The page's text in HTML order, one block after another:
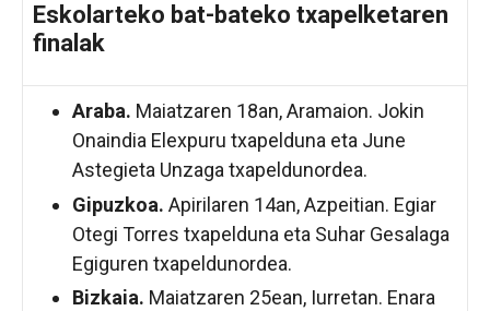
Eskolarteko bat-bateko txapelketaren
finalak
Araba. Maiatzaren 18an, Aramaion. Jokin
Onaindia Elexpuru txapelduna eta June
Astegieta Unzaga txapeldunordea.
Gipuzkoa. Apirilaren 14an, Azpeitian. Egiar
Otegi Torres txapelduna eta Suhar Gesalaga
Egiguren txapeldunordea.
Bizkaia. Maiatzaren 25ean, Iurretan. Enara